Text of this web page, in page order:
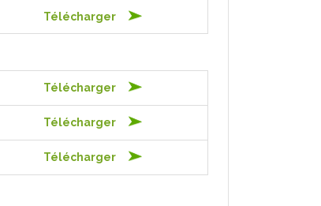
Télécharger
Télécharger
Télécharger
Télécharger